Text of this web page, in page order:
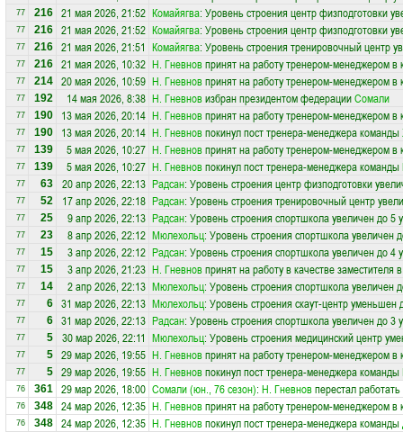
77 216 21 мая 2026, 21:52 Комайягва: Уровень строения центр физподготовки
77 216 21 мая 2026, 21:52 Комайягва: Уровень строения центр физподготовки
77 216 21 мая 2026, 21:51 Комайягва: Уровень строения тренировочный центр
77 216 21 мая 2026, 10:32 Н. Гневновпринят на работу тренером-менеджером в
77 214 20 мая 2026, 10:59 Н. Гневновпринят на работу тренером-менеджером в
77 192 14 мая 2026, 8:38 Н. Гневновизбран президентом федерацииСомали
77 190 13 мая 2026, 20:14 Н. Гневновпринят на работу тренером-менеджером в
77 190 13 мая 2026, 20:14 Н. Гневновпокинул пост тренера-менеджера команды
77 139 5 мая 2026, 10:27 Н. Гневновпринят на работу тренером-менеджером в
77 139 5 мая 2026, 10:27 Н. Гневновпокинул пост тренера-менеджера команды
77 63 20 апр 2026, 22:13 Радсан: Уровень строения центр физподготовки
77 52 17 апр 2026, 22:18 Радсан: Уровень строения тренировочный центр
77 25 9 апр 2026, 22:13 Радсан: Уровень строения спортшкола увеличен до 5
77 23 8 апр 2026, 22:12 Мюлехольц: Уровень строения спортшкола увеличен
77 15 3 апр 2026, 22:12 Радсан: Уровень строения спортшкола увеличен до 4
77 15 3 апр 2026, 21:23 Н. Гневновпринят на работу в качестве заместителя
77 14 2 апр 2026, 22:13 Мюлехольц: Уровень строения спортшкола увеличен
77 6 31 мар 2026, 22:13 Мюлехольц: Уровень строения скаут-центр уменьшен
77 6 31 мар 2026, 22:13 Радсан: Уровень строения спортшкола увеличен до 3
77 5 30 мар 2026, 22:11 Мюлехольц: Уровень строения медицинский центр
77 5 29 мар 2026, 19:55 Н. Гневновпринят на работу тренером-менеджером в
77 5 29 мар 2026, 19:55 Н. Гневновпокинул пост тренера-менеджера команды
76 361 29 мар 2026, 18:00 Сомали (юн., 76 сезон): Н. Гневновперестал
76 348 24 мар 2026, 12:35 Н. Гневновпринят на работу тренером-менеджером в
76 348 24 мар 2026, 12:35 Н. Гневновпокинул пост тренера-менеджера команды